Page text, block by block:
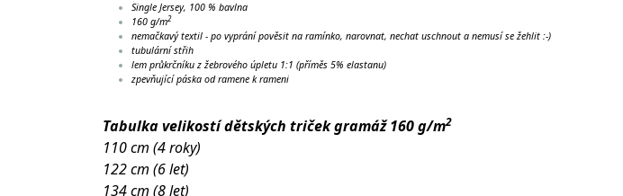
Single Jersey, 100 % bavlna
160 g/m2
nemačkavý textil - po vyprání pověsit na ramínko, narovnat, nechat uschnout a nemusí se žehlit :-)
tubulární střih
lem průkrčníku z žebrového úpletu 1:1 (příměs 5% elastanu)
zpevňující páska od ramene k rameni
Tabulka velikostí dětských triček gramáž 160 g/m2
110 cm (4 roky)
122 cm (6 let)
134 cm (8 let)